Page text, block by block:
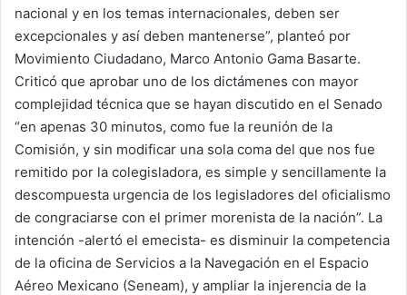
nacional y en los temas internacionales, deben ser
excepcionales y así deben mantenerse”, planteó por
Movimiento Ciudadano, Marco Antonio Gama Basarte.
Criticó que aprobar uno de los dictámenes con mayor
complejidad técnica que se hayan discutido en el Senado
“en apenas 30 minutos, como fue la reunión de la
Comisión, y sin modificar una sola coma del que nos fue
remitido por la colegisladora, es simple y sencillamente la
descompuesta urgencia de los legisladores del oficialismo
de congraciarse con el primer morenista de la nación”. La
intención -alertó el emecista- es disminuir la competencia
de la oficina de Servicios a la Navegación en el Espacio
Aéreo Mexicano (Seneam), y ampliar la injerencia de la